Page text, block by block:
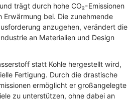
trägt durch hohe CO₂-Emissionen
Erwärmung bei. Die zunehmende
anzugehen, verändert die
an Materialien und Design
statt Kohle hergestellt wird,
Fertigung. Durch die drastische
ermöglicht er großangelegte
zu unterstützen, ohne dabei an